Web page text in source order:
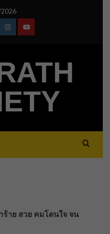
InstagramYoutube
าย สวย คมโดนใจ จน